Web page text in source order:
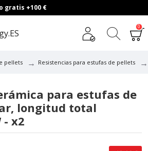
gratis +100 €
0
pellets Resistencias para estufas de pellets
para estufas de
longitud total
- x2